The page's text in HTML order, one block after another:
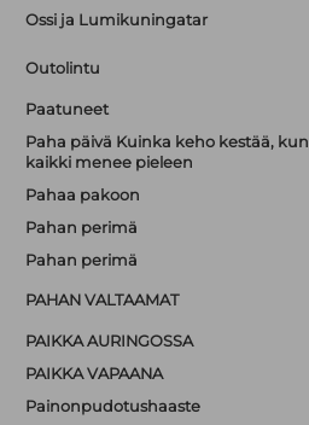
Ossi ja Lumikuningatar
Outolintu
Paatuneet
Paha päivä Kuinka keho kestää, kun
kaikki menee pieleen
Pahaa pakoon
Pahan perimä
Pahan perimä
PAHAN VALTAAMAT
PAIKKA AURINGOSSA
PAIKKA VAPAANA
Painonpudotushaaste